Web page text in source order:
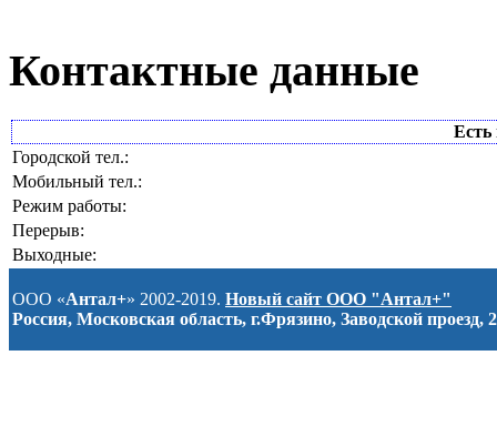
Контактные данные
Есть
Городской тел.:
Мобильный тел.:
Режим работы:
Перерыв:
Выходные:
ООО «Антал+» 2002-2019. Новый сайт ООО "Антал+"
Россия, Московская область, г.Фрязино, Заводской проезд, 2